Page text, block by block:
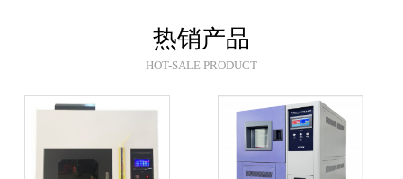
热销产品
HOT-SALE PRODUCT